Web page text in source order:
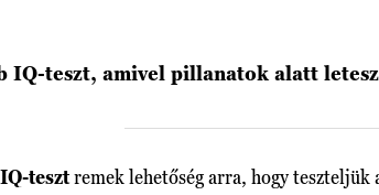
IQ-teszt, amivel pillanatok alatt
IQ-tesztremek lehetőség arra, hogy